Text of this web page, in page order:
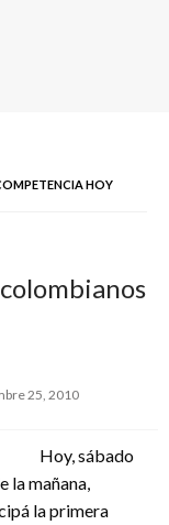
HOY
25, 2010
Hoy, sábado
la mañana,
la primera